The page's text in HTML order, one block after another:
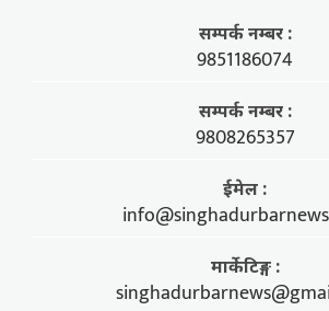
सम्पर्क नम्बर :
9851186074
सम्पर्क नम्बर :
9808265357
ईमेल :
मार्केटिङ्ग :